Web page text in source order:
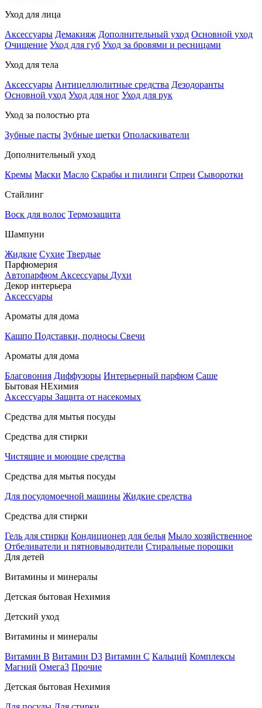
Уход для лица
Аксессуары Демакияж Дополнительный уход Основной уход
Очищение Уход для губ Уход за бровями и ресницами
Уход для тела
Аксессуары Антицеллюлитные средства Дезодоранты
Основной уход Уход для ног Уход для рук
Уход за полостью рта
Зубные пасты Зубные щетки Ополаскиватели
Дополнительный уход
Кремы Маски Масло Скрабы и пилинги Спреи Сыворотки
Стайлинг
Воск для волос Термозащита
Шампуни
Жидкие Сухие Твердые
Парфюмерия
Автопарфюм Аксессуары Духи
Декор интерьера
Аксессуары
Ароматы для дома
Кашпо Подставки, подносы Свечи
Ароматы для дома
Благовония Диффузоры Интерьерный парфюм Саше
Бытовая НЕхимия
Аксессуары Защита от насекомых
Средства для мытья посуды
Средства для стирки
Чистящие и моющие средства
Средства для мытья посуды
Для посудомоечной машины Жидкие средства
Средства для стирки
Гель для стирки Кондиционер для белья Мыло хозяйственное
Отбеливатели и пятновыводители Стиральные порошки
Для детей
Витамины и минералы
Детская бытовая Нехимия
Детский уход
Витамины и минералы
Витамин В Витамин D3 Витамин С Кальций Комплексы
Магний Омега3 Прочие
Детская бытовая Нехимия